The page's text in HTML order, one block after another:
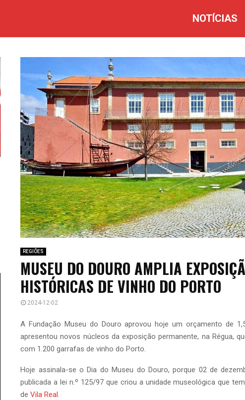
NOTÍCIAS
REGIÕES
MUSEU DO DOURO AMPLIA
HISTÓRICAS DE VINHO DO PORTO
2024-12-02
A Fundação Museu do Douro aprovou hoje um orçamento de
apresentou novos núcleos da exposição permanente, na Régua,
com 1.200 garrafas de vinho do Porto.
Hoje assinala-se o Dia do Museu do Douro, porque 02 de
publicada a lei n.º 125/97 que criou a unidade museológica que
deVila Real.